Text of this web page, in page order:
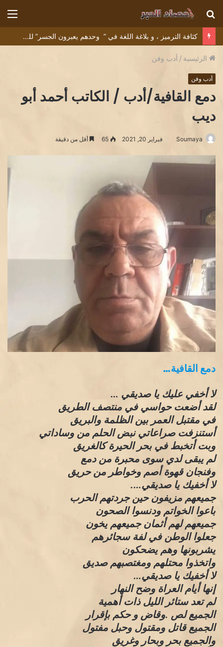
بحث
عن
كثافة الترميز ، و بلاغة اللغة في ” وحدهم يعبرون الجسر” للشاعر التونسي البشير عبيد
الرئيسية / أدب وفن
أدب وفن
دمع القافية/أدب / الكاتب أحمد أبو
ديب
Soumaya فبراير 20, 2021 65 أقل من دقيقة
دمع القافية…
لا أخفي عليك يا صديقي …
لقد أضعت حواسي في منتصف الطريق
في مقتبل العمر بين الظلمة والبريق
أستنزفت صراعاتي نبض الحلم من وساداتي
وبت أتخبط في بحر الحيرة كالغريق
لم يبقى لدي سوى محبرة من دمع
وفنجان قهوة أصم وخواطر من حريق
لا أخفيك يا صديقي….
جميعهم مزيفون حين جردتهم الحرب
باعوا الخواتم ودنسوا الصحون
جميعهم لهم أثمان جميعهم يخون
جعلوا الوطن في لفة سجائرهم
يشربونها وهم يضحكون
واتخذوا محتلهم ومغتصبهم صديق
لا أخفيك يا صديقي…
إنها أيام العراة وضح النهار
لم تعد ستائر الليل ذات أهمية
الجميع لص .وقاض و حكم بإقرار
الجميع قاتل ومقتول وحبل مفتول
والجميع بحر وبحار وغريق